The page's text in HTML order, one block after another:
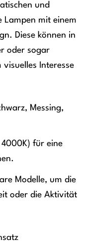
und
Lampen mit einem
Diese können in
oder sogar
Interesse
Messing,
für eine
Modelle, um die
oder die Aktivität